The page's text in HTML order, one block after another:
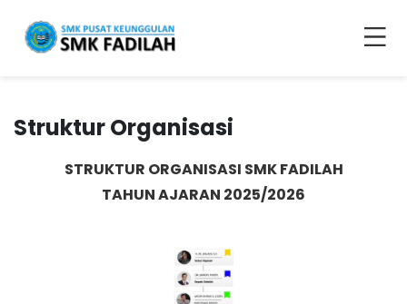
Struktur Organisasi
STRUKTUR ORGANISASI SMK FADILAH
TAHUN AJARAN 2025/2026